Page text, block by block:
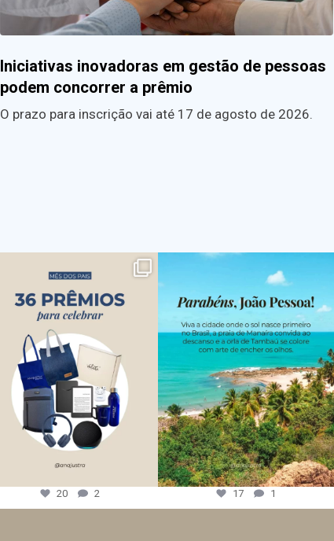
Iniciativas inovadoras em gestão de pessoas
podem concorrer a prêmio
O prazo para inscrição vai até 17 de agosto de 2026.
20 2 17 1